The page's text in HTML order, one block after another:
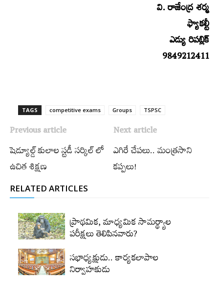
వి. రాజేంద్ర శర్మ
ఫ్యాకల్టీ
ఎడ్యు రిపబ్లిక్‌
9849212411
TAGS competitive exams Groups‌ TSPSC
Previous article
షెడ్యూల్డ్​‍ కులాల స్టడీ సర్కిల్‌ లో
ఉచిత శిక్షణ
Next article
ఎగిరే చేపలు.. మంత్రసాని
కప్పలు!
RELATED ARTICLES
ప్రాథమిక, మాధ్యమిక సామర్థ్యాల
పరీక్షలు తెలిపినవారు?
సభాధ్యక్షుడు.. కార్యకలాపాల
నిర్వాహకుడు